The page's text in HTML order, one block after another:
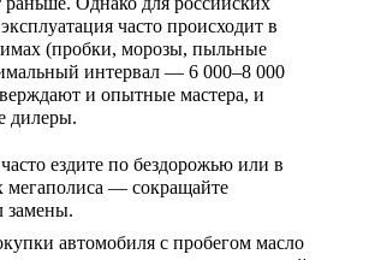
часто происходит в
(пробки, морозы, пыльные
интервал — 6 000–8 000
и опытные мастера, и
дилеры.
ездите по бездорожью или в
мегаполиса — сокращайте
замены.
автомобиля с пробегом масло